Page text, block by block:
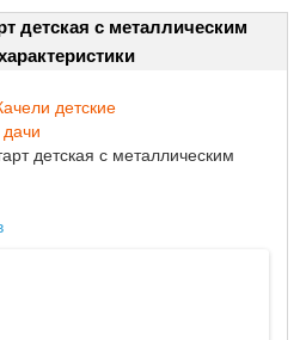
детская с металлическим
детские
детская с металлическим